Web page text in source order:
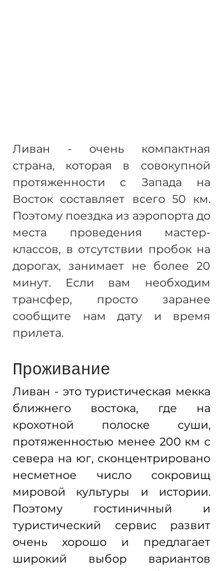
Ливан - очень компактная
страна, которая в совокупной
протяженности с Запада на
Восток составляет всего 50 км.
Поэтому поездка из аэропорта до
места проведения мастер-
классов, в отсутствии пробок на
дорогах, занимает не более 20
минут. Если вам необходим
трансфер, просто заранее
сообщите нам дату и время
прилета.
Проживание
Ливан - это туристическая мекка
ближнего востока, где на
крохотной полоске суши,
протяженностью менее 200 км с
севера на юг, сконцентрировано
несметное число сокровищ
мировой культуры и истории.
Поэтому гостиничный и
туристический сервис развит
очень хорошо и предлагает
широкий выбор вариантов